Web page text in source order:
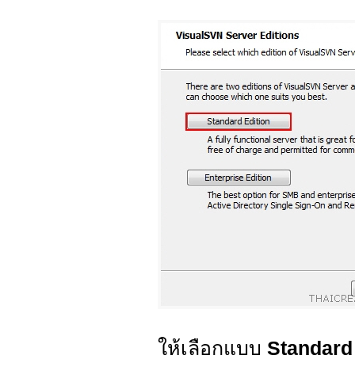
ให้เลือกแบบ